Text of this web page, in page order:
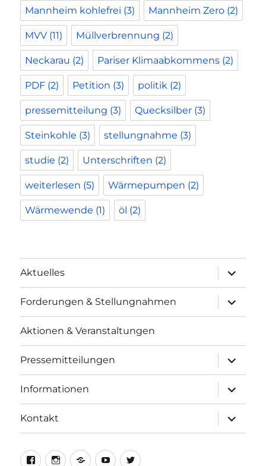
Mannheim kohlefrei (3) Mannheim Zero (2)
MVV (11) Müllverbrennung (2)
Neckarau (2) Pariser Klimaabkommens (2)
PDF (2) Petition (3) politik (2)
pressemitteilung (3) Quecksilber (3)
Steinkohle (3) stellungnahme (3)
studie (2) Unterschriften (2)
weiterlesen (5) Wärmepumpen (2)
Wärmewende (1) öl (2)
Aktuelles
anzeigen
Forderungen & Stellungnahmen
anzeigen
Aktionen & Veranstaltungen
Pressemitteilungen
anzeigen
Informationen
anzeigen
Kontakt
anzeigen
facebookinstagram
telegram
youtubetwitter